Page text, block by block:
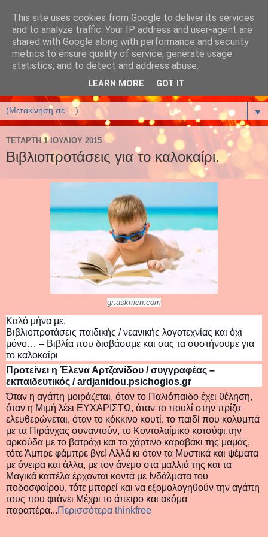
έλενα αρτζανίδου-helena
artzanidou
Βιβλία και Βιβλιοφιλία
▼
ΤΕΤΆΡΤΗ 1 ΙΟΥΛΊΟΥ 2015
Βιβλιοπροτάσεις για το καλοκαίρι.
gr.askmen.com
Kαλό μήνα με,
Βιβλιοπροτάσεις παιδικής / νεανικής λογοτεχνίας και όχι
μόνο… – Βιβλία που διαβάσαμε και σας τα συστήνουμε για
το καλοκαίρι
Προτείνει η Έλενα Αρτζανίδου / συγγραφέας –
εκπαιδευτικός / ardjanidou.psichogios.gr
Όταν η αγάπη μοιράζεται, όταν το Παλιόπαιδο έχει θέληση,
όταν η Μιμή λέει ΕΥΧΑΡΙΣΤΩ, όταν το πουλί στην πρίζα
ελευθερώνεται, όταν το κόκκινο κουτί, το παιδί που κολυμπά
με τα Πιράνχας συναντούν, το Κοντολαίμικο κοτσύφι,την
αρκούδα με το βατράχι και το χάρτινο καραβάκι της μαμάς,
τότε Άμπρε φάμπρε βγε! Αλλά κι όταν τα Μυστικά και ψέματα
με όνειρα και άλλα, με τον άνεμο στα μαλλιά της και τα
Μαγικά καπέλα έρχονται κοντά με Ινδάλματα του
ποδοσφαίρου, τότε μπορεί και να εξομολογηθούν την αγάπη
τους που φτάνει Μέχρι το άπειρο και ακόμα
παραπέρα...Περισσότερα thinkfree
This site uses cookies from Google to deliver its services
and to analyze traffic. Your IP address and user-agent are
shared with Google along with performance and security
metrics to ensure quality of service, generate usage
statistics, and to detect and address abuse.
LEARN MORE GOT IT